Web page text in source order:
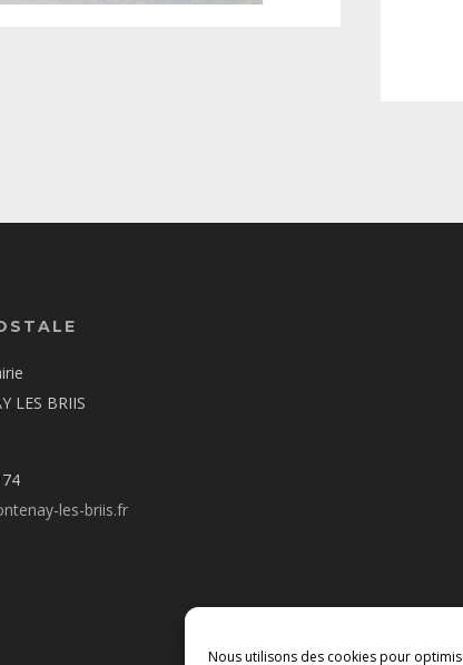
Nous utilisons des cookies pour
LES BRIIS
les-briis.fr